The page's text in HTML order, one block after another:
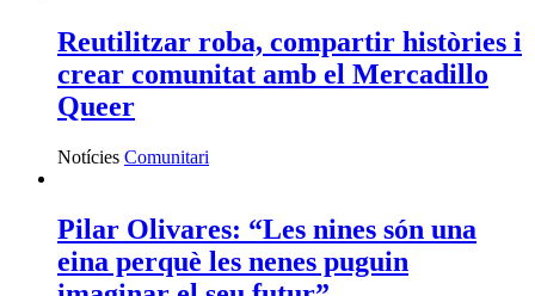
Reutilitzar roba, compartir històries i
crear comunitat amb el Mercadillo
Queer
Notícies Comunitari
Pilar Olivares: “Les nines són una
eina perquè les nenes puguin